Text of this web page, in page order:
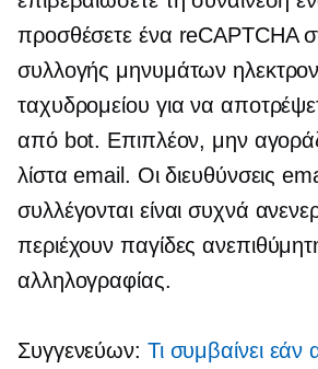
προσθέσετε ένα reCAPTCHA
συλλογής μηνυμάτων
ταχυδρομείου για να
από bot. Επιπλέον, μην
λίστα email. Οι διευθύνσεις
συλλέγονται είναι συχνά
περιέχουν παγίδες
αλληλογραφίας.
Συγγενεύων: Τι συμβαίνει εάν